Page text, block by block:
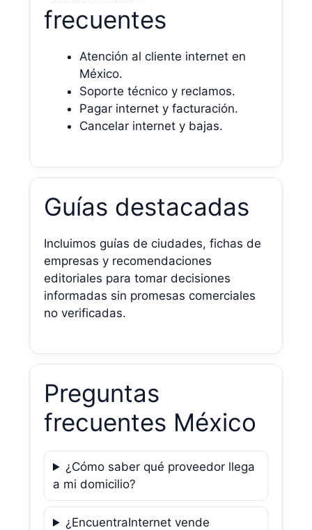
frecuentes
Atención al cliente internet en
México.
Soporte técnico y reclamos.
Pagar internet y facturación.
Cancelar internet y bajas.
Guías destacadas
Incluimos guías de ciudades, fichas de
empresas y recomendaciones
editoriales para tomar decisiones
informadas sin promesas comerciales
no verificadas.
Preguntas
frecuentes México
¿Cómo saber qué proveedor llega
a mi domicilio?
¿EncuentraInternet vende